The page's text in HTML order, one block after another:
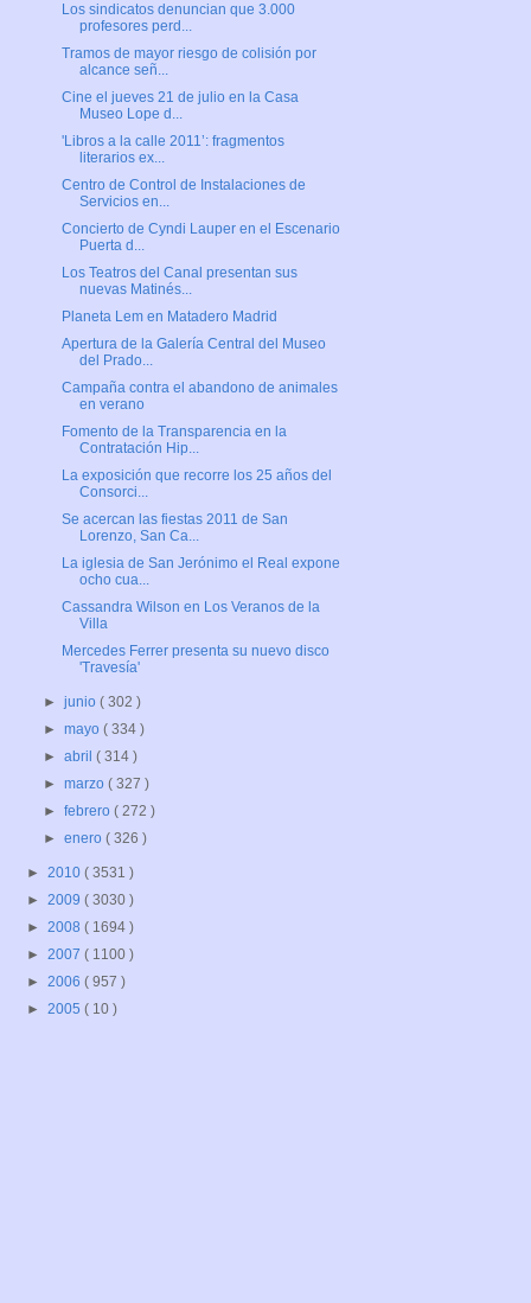
Los sindicatos denuncian que 3.000
profesores perd...
Tramos de mayor riesgo de colisión por
alcance señ...
Cine el jueves 21 de julio en la Casa
Museo Lope d...
'Libros a la calle 2011’: fragmentos
literarios ex...
Centro de Control de Instalaciones de
Servicios en...
Concierto de Cyndi Lauper en el Escenario
Puerta d...
Los Teatros del Canal presentan sus
nuevas Matinés...
Planeta Lem en Matadero Madrid
Apertura de la Galería Central del Museo
del Prado...
Campaña contra el abandono de animales
en verano
Fomento de la Transparencia en la
Contratación Hip...
La exposición que recorre los 25 años del
Consorci...
Se acercan las fiestas 2011 de San
Lorenzo, San Ca...
La iglesia de San Jerónimo el Real expone
ocho cua...
Cassandra Wilson en Los Veranos de la
Villa
Mercedes Ferrer presenta su nuevo disco
'Travesía'
►junio( 302 )
►mayo( 334 )
►abril( 314 )
►marzo( 327 )
►febrero( 272 )
►enero( 326 )
► 2010 ( 3531 )
► 2009 ( 3030 )
► 2008 ( 1694 )
► 2007 ( 1100 )
► 2006 ( 957 )
► 2005 ( 10 )